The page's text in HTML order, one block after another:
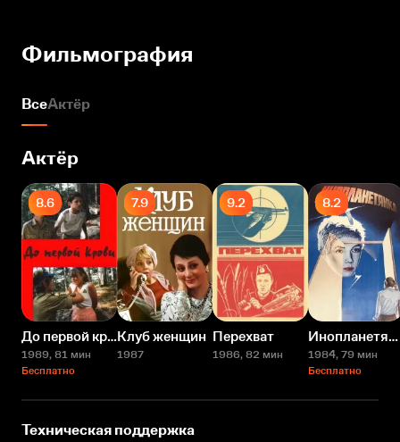
Фильмография
ВсеАктёр
Актёр
8.6
До первой крови
1989, 81 мин
Бесплатно
7.9
Клуб женщин
1987
9.2
Перехват
1986, 82 мин
8.2
Инопланетянка
1984, 79 мин
Бесплатно
Техническая поддержка